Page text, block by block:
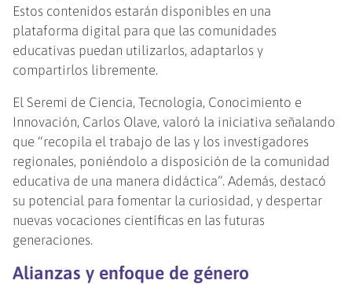
Estos contenidos estarán disponibles en una
plataforma digital para que las comunidades
educativas puedan utilizarlos, adaptarlos y
compartirlos libremente.
El Seremi de Ciencia, Tecnología, Conocimiento e
Innovación, Carlos Olave, valoró la iniciativa señalando
que “recopila el trabajo de las y los investigadores
regionales, poniéndolo a disposición de la comunidad
educativa de una manera didáctica”. Además, destacó
su potencial para fomentar la curiosidad, y despertar
nuevas vocaciones científicas en las futuras
generaciones.
Alianzas y enfoque de género